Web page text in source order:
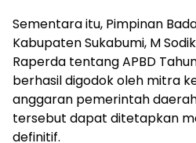
Sementara itu, Pimpinan
Kabupaten Sukabumi, M
Raperda tentang APBD
berhasil digodok oleh mitra
anggaran pemerintah
tersebut dapat ditetapkan
definitif.